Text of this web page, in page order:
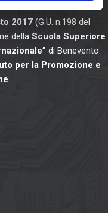
2017 (G.U. n.198 del
della Scuola Superiore
di Benevento.
per la Promozione e
.